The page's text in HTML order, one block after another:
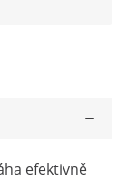
efektivně